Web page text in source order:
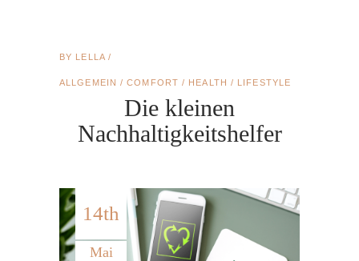
BY LELLA
ALLGEMEIN /COMFORT / HEALTH / LIFESTYLE
Die kleinen
Nachhaltigkeitshelfer
14th
Mai